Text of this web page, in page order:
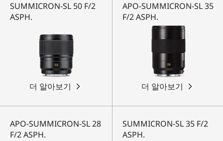
SUMMICRON-SL 50 F/2
ASPH.
더 알아보기
APO-SUMMICRON-SL 35
F/2 ASPH.
더 알아보기
APO-SUMMICRON-SL 28
F/2 ASPH.
SUMMICRON-SL 35 F/2
ASPH.